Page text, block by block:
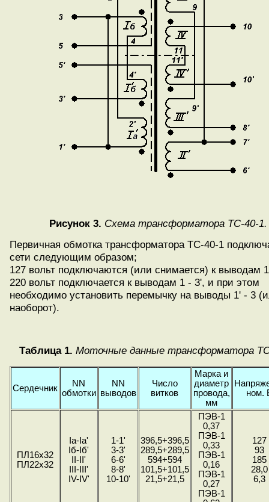
Рисунок 3. Схема трансформатора ТС-40-1.
Первичная обмотка трансформатора ТС-40-1
сети следующим образом;
127 вольт подключаются (или снимается) к выводам
220 вольт подключается к выводам 1 - 3', и при этом
необходимо установить перемычку на выводы 1' - 3
наоборот).
Таблица 1. Моточные данные трансформатора
Сердечник
NN
обмотки
NN
выводов
Число
витков
Марка и
диаметр
провода,
мм
ном.
ПЛ16х32
ПЛ22x32
Ia-Ia'
Iб-Iб'
II-II'
III-III'
IV-IV'
1-1'
3-3'
6-6'
8-8'
10-10'
396,5+396,5
289,5+289,5
594+594
101,5+101,5
21,5+21,5
ПЭВ-1
0,37
ПЭВ-1
0,33
ПЭВ-1
0,16
ПЭВ-1
0,27
ПЭВ-1
127
93
185
28,0
6,3